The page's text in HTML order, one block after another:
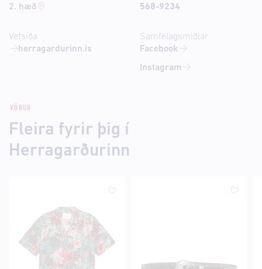
2. hæð
Vefsíða
herragardurinn.is
568-9234
Samfélagsmiðlar
Facebook
Instagram
VÖRUR
Fleira fyrir þig í
Herragarðurinn